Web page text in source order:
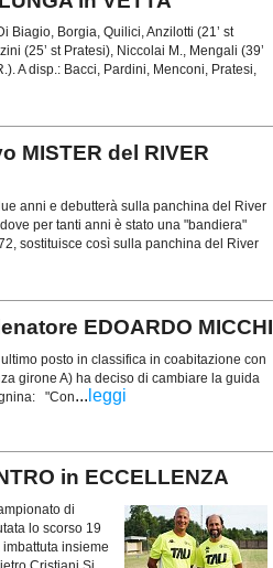
Biagio, Borgia, Quilici, Anzilotti (21’ st
(25’ st Pratesi), Niccolai M., Mengali (39’
A disp.: Bacci, Pardini, Menconi, Pratesi,
MISTER del RIVER
anni e debutterà sulla panchina del River
per tanti anni è stato una "bandiera"
sostituisce così sulla panchina del River
EDOARDO MICCHI
posto in classifica in coabitazione con
girone A) ha deciso di cambiare la guida
"Con... leggi
in ECCELLENZA
di
lo scorso 19
insieme